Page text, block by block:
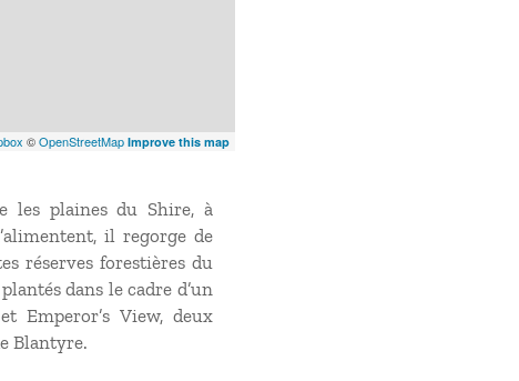
©OpenStreetMap Improve this map
les plaines du Shire, à
il regorge de
réserves forestières du
dans le cadre d’un
Emperor’s View, deux
Blantyre.